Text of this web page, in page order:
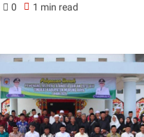
0 1 min read